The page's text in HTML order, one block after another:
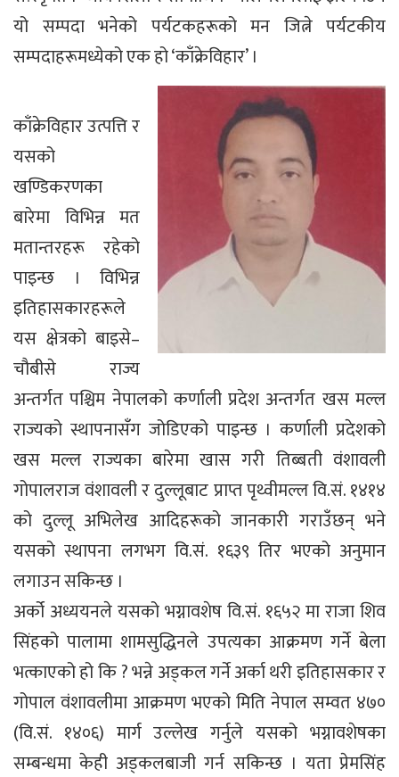
यो सम्पदा भनेको पर्यटकहरूको मन जित्ने पर्यटकीय
सम्पदाहरूमध्येको एक हो ‘काँक्रेविहार’ ।
काँक्रेविहार उत्पत्ति र
यसको
खण्डिकरणका
बारेमा विभिन्न मत
मतान्तरहरू रहेको
पाइन्छ । विभिन्न
इतिहासकारहरूले
यस क्षेत्रको बाइसे–
चौबीसे राज्य
अन्तर्गत पश्चिम नेपालको कर्णाली प्रदेश अन्तर्गत खस मल्ल
राज्यको स्थापनासँग जोडिएको पाइन्छ । कर्णाली प्रदेशको
खस मल्ल राज्यका बारेमा खास गरी तिब्बती वंशावली
गोपालराज वंशावली र दुल्लूबाट प्राप्त पृथ्वीमल्ल वि.सं. १४१४
को दुल्लू अभिलेख आदिहरूको जानकारी गराउँछन् भने
यसको स्थापना लगभग वि.सं. १६३९ तिर भएको अनुमान
लगाउन सकिन्छ ।
अर्को अध्ययनले यसको भग्नावशेष वि.सं. १६५२ मा राजा शिव
सिंहको पालामा शामसुद्धिनले उपत्यका आक्रमण गर्ने बेला
भत्काएको हो कि ? भन्ने अड्कल गर्ने अर्का थरी इतिहासकार र
गोपाल वंशावलीमा आक्रमण भएको मिति नेपाल सम्वत ४७०
(वि.सं. १४०६) मार्ग उल्लेख गर्नुले यसको भग्नावशेषका
सम्बन्धमा केही अड्कलबाजी गर्न सकिन्छ । यता प्रेमसिंह